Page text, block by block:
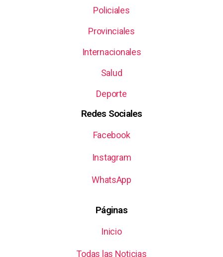
Policiales
Provinciales
Internacionales
Salud
Deporte
Redes Sociales
Facebook
Instagram
WhatsApp
Páginas
Inicio
Todas las Noticias